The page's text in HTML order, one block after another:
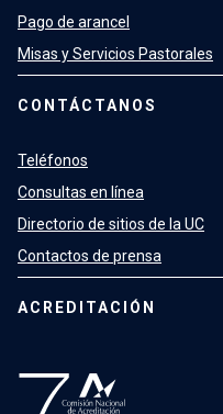
Pago de arancel
Misas y Servicios Pastorales
CONTÁCTANOS
Teléfonos
Consultas en línea
Directorio de sitios de la UC
Contactos de prensa
ACREDITACIÓN